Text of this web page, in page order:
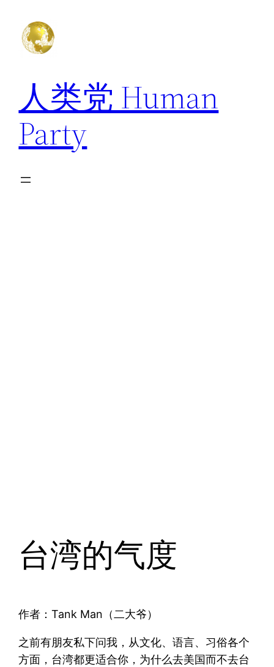
人类党 Human
Party
台湾的气度
作者：Tank Man（二大爷）
之前有朋友私下问我，从文化、语言、习俗各个
方面，台湾都更适合你，为什么去美国而不去台